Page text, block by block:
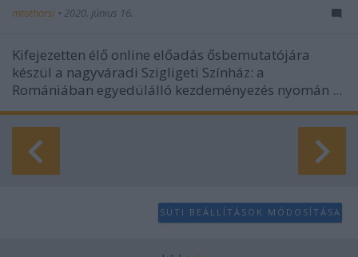
mtothorsi • 2020. június 16.
Kifejezetten élő online előadás ősbemutatójára
készül a nagyváradi Szigligeti Színház: a
Romániában egyedülálló kezdeményezés nyomán ...
SÜTI BEÁLLÍTÁSOK MÓDOSÍTÁSA